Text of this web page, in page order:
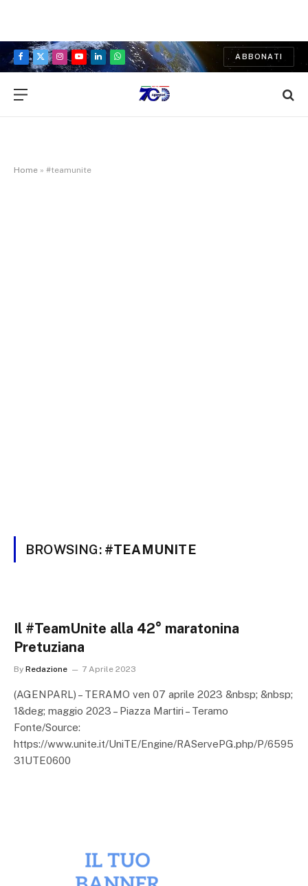
Facebook
X
Instagram
YouTubeLinkedInWhatsApp
ABBONATI
Home » #teamunite
BROWSING: #TEAMUNITE
Il #TeamUnite alla 42° maratonina
Pretuziana
By Redazione 7 Aprile 2023
(AGENPARL) – TERAMO ven 07 aprile 2023 &nbsp; &nbsp;
1&deg; maggio 2023 – Piazza Martiri – Teramo
Fonte/Source:
https://www.unite.it/UniTE/Engine/RAServePG.php/P/6595
31UTE0600